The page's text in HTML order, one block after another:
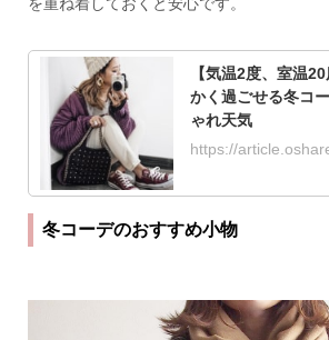
を重ね着しておくと安心です。
【気温2度、室温
かく過ごせる冬コ
ゃれ天気
https://
冬コーデのおすすめ小物